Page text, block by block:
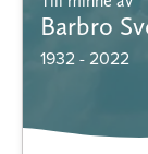
Barbro
1932 - 2022